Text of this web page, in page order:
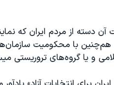
آن دسته از مردم ایران که
با محکومیت
و یا گروه‌های تروریستی